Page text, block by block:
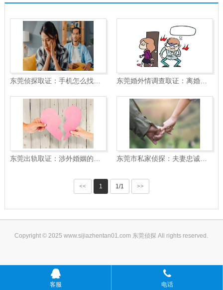
东莞侦探取证：手机怎么找出轨的证据 东莞婚外情调查取证：离婚后共同抚养孩子对孩子成长好吗
<< 1 1/1 >>
Copyright © 2025 www.sijiazhentan01.com 东莞侦探 All rights reserved.
客服 电话